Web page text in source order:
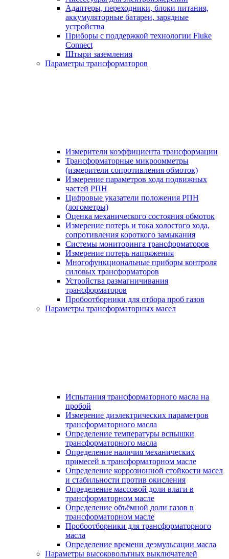
Адаптеры, переходники, блоки питания,
аккумуляторные батареи, зарядные
устройства
Приборы с поддержкой технологии Fluke
Connect
Штыри заземления
Параметры трансформаторов
Измерители коэффициента трансформации
Трансформаторные микроомметры
(измерители сопротивления обмоток)
Измерение параметров хода подвижных
частей РПН
Цифровые указатели положения РПН
(логометры)
Оценка механического состояния обмоток
Измерение потерь и тока холостого хода,
сопротивления короткого замыкания
Системы мониторинга трансформаторов
Измерение потерь напряжения
Многофункциональные приборы контроля
силовых трансформаторов
Устройства размагничивания
трансформаторов
Пробоотборники для отбора проб газов
Параметры трансформаторных масел
Испытания трансформаторного масла на
пробой
Измерение диэлектрических параметров
трансформаторного масла
Определение температуры вспышки
трансформаторного масла
Определение наличия механических
примесей в трансформаторном масле
Определение коррозионной стойкости масел
и стабильности против окисления
Определение массовой доли влаги в
трансформаторном масле
Определение объёмной доли газов в
трансформаторном масле
Пробоотборники для трансформаторного
масла
Определение времени деэмульсации масла
Параметры высоковольтных выключателей